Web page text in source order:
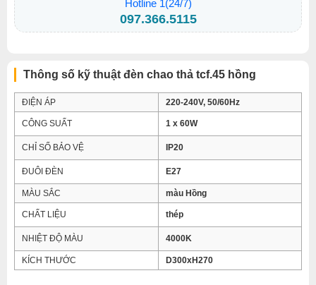
Hotline 1(24/7)
097.366.5115
Thông số kỹ thuật đèn chao thả tcf.45 hồng
ĐIỆN ÁP 220-240V, 50/60Hz
CÔNG SUẤT 1 x 60W
CHỈ SỐ BẢO VỆ IP20
ĐUÔI ĐÈN E27
MÀU SẮC màu Hồng
CHẤT LIỆU thép
NHIỆT ĐỘ MÀU 4000K
KÍCH THƯỚC D300xH270